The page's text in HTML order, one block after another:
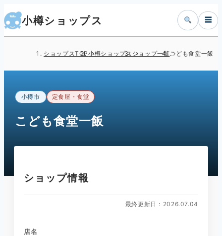
小樽ショップス ☰
ショップスTOP小樽ショップス ショップ一覧こども食堂一飯
小樽市 定食屋・食堂
こども食堂一飯
ショップ情報
最終更新日：2026.07.04
店名